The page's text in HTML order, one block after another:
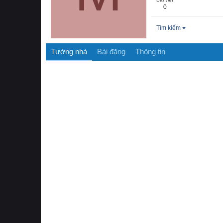
0
Tìm kiếm
Tường nhà Bài đăng Thông tin